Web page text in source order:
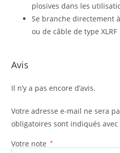
plosives dans les
Se branche directement
ou de câble de type XLRF
Avis
Il n’y a pas encore d’avis.
Votre adresse e-mail ne sera
obligatoires sont indiqués avec
Votre note *